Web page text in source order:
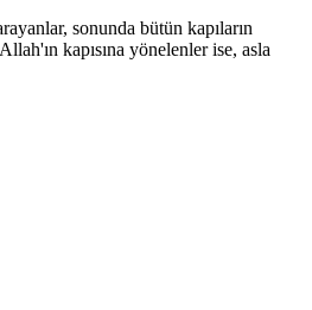
sonunda bütün kapıların
kapısına yönelenler ise, asla